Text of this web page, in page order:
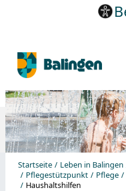
Startseite Leben in Balingen
Pflegestützpunkt
Pflege
Haushaltshilfen